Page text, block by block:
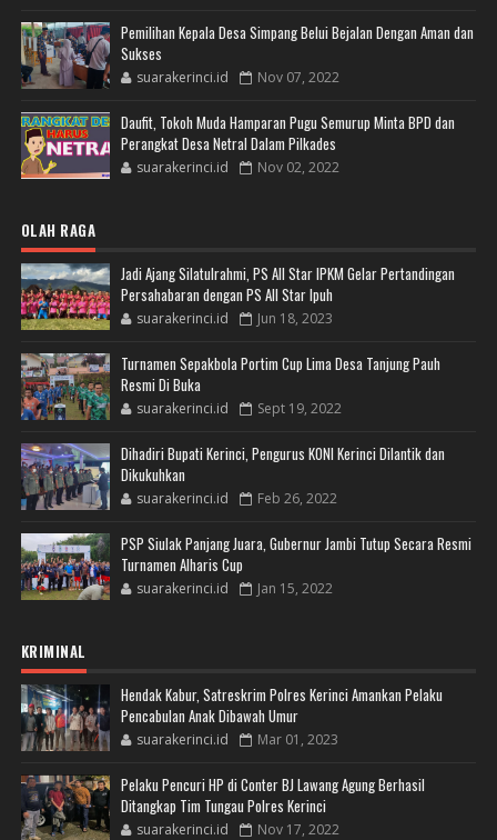
Pemilihan Kepala Desa Simpang Belui Bejalan Dengan Aman dan
Sukses
suarakerinci.id Nov 07, 2022
Daufit, Tokoh Muda Hamparan Pugu Semurup Minta BPD dan
Perangkat Desa Netral Dalam Pilkades
suarakerinci.id Nov 02, 2022
OLAH RAGA
Jadi Ajang Silatulrahmi, PS All Star IPKM Gelar Pertandingan
Persahabaran dengan PS All Star Ipuh
suarakerinci.id Jun 18, 2023
Turnamen Sepakbola Portim Cup Lima Desa Tanjung Pauh
Resmi Di Buka
suarakerinci.id Sept 19, 2022
Dihadiri Bupati Kerinci, Pengurus KONI Kerinci Dilantik dan
Dikukuhkan
suarakerinci.id Feb 26, 2022
PSP Siulak Panjang Juara, Gubernur Jambi Tutup Secara Resmi
Turnamen Alharis Cup
suarakerinci.id Jan 15, 2022
KRIMINAL
Hendak Kabur, Satreskrim Polres Kerinci Amankan Pelaku
Pencabulan Anak Dibawah Umur
suarakerinci.id Mar 01, 2023
Pelaku Pencuri HP di Conter BJ Lawang Agung Berhasil
Ditangkap Tim Tungau Polres Kerinci
suarakerinci.id Nov 17, 2022